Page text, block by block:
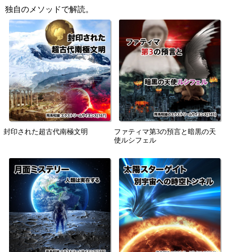
独自のメソッドで解読。
封印された超古代南極文明
ファティマ第3の預言と暗黒の天
使ルシフェル